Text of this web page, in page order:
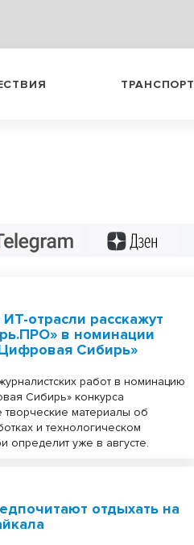
ТРАНСПОРТ
отрасли расскажут
в номинации
Сибирь»
работ в номинацию
Сибирь» конкурса
материалы об
и технологическом
определит уже в августе.
отдыхать на